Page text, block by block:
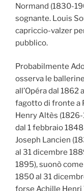
Normand (1830-
sognante. Louis
capriccio-valzer
pubblico.
Probabilmente
osserva le
all’Opéra dal 1862
fagotto di fronte a
Henry Altès
dal 1 febbraio
Joseph Lancien
al 31 dicembre
1895), suonò
1850 al 31
forse Achille